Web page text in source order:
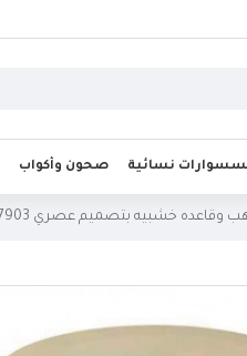
نسائية صحون وأكواب
خشبيه بتصميم عصري 7903